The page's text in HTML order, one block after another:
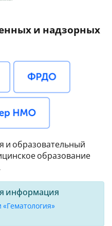
и надзорных
и образовательный
образование
информация